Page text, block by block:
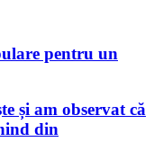
pentru un
și am observat că
din